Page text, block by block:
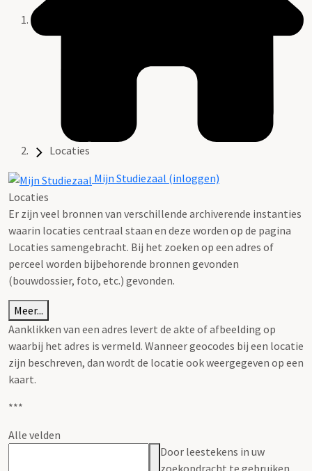
Locaties
Mijn Studiezaal (inloggen)
Locaties
Er zijn veel bronnen van verschillende archiverende instanties
waarin locaties centraal staan en deze worden op de pagina
Locaties samengebracht. Bij het zoeken op een adres of
perceel worden bijbehorende bronnen gevonden
(bouwdossier, foto, etc.) gevonden.
Meer...
Aanklikken van een adres levert de akte of afbeelding op
waarbij het adres is vermeld. Wanneer geocodes bij een locatie
zijn beschreven, dan wordt de locatie ook weergegeven op een
kaart.
***
Alle velden
Door leestekens in uw
zoekopdracht te gebruiken,